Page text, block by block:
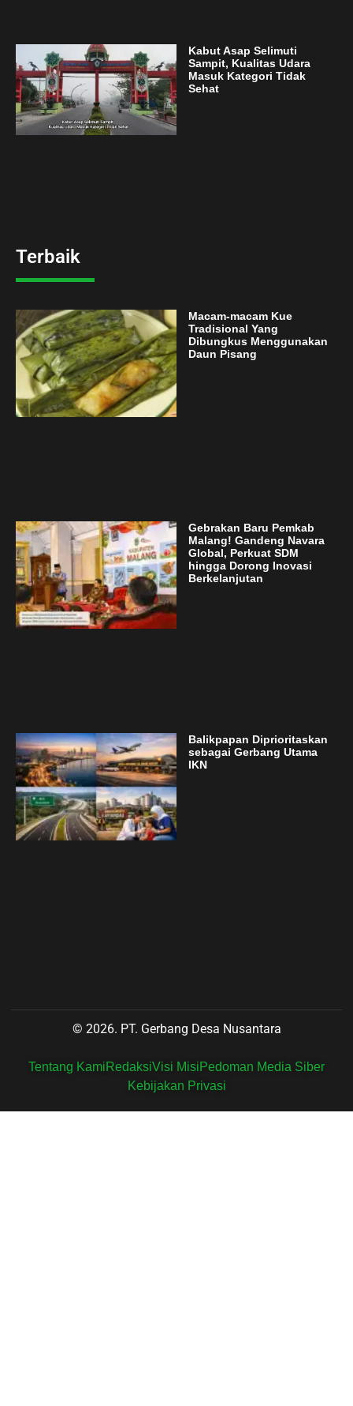
Kabut Asap Selimuti
Sampit, Kualitas Udara
Masuk Kategori Tidak
Sehat
Terbaik
Macam-macam Kue
Tradisional Yang
Dibungkus Menggunakan
Daun Pisang
Gebrakan Baru Pemkab
Malang! Gandeng Navara
Global, Perkuat SDM
hingga Dorong Inovasi
Berkelanjutan
Balikpapan Diprioritaskan
sebagai Gerbang Utama
IKN
© 2026. PT. Gerbang Desa Nusantara
Tentang KamiRedaksiVisi MisiPedoman Media Siber
Kebijakan Privasi